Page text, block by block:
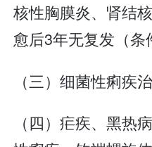
核性胸膜炎、肾结
愈后3年无复发（条
（三）细菌性痢疾
（四）疟疾、黑热